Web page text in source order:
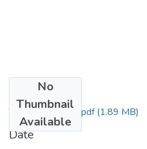
No
Thumbnail
Available
Tamert Romaissa.pdf(1.89 MB)
Date